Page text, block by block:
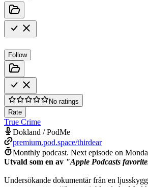
Follow
No ratings
Rate
True Crime
Dokland / PodMe
premium.pod.space/thirdear
Monthly podcast. Next episode on
Utvald som en av "Apple Podcasts
Undersökande dokumentär från en